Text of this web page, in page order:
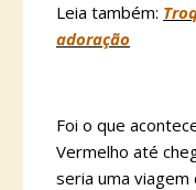
Leia também:
adoração
Foi o que
Vermelho até
seria uma viagem